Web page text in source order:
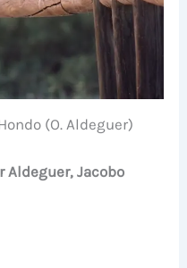
(O. Aldeguer)
Aldeguer, Jacobo